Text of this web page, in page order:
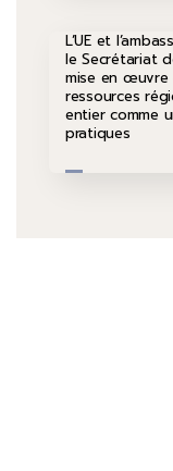
L’UE et
le Secrétariat
mise en œuvre
ressources
entier comme
pratiques